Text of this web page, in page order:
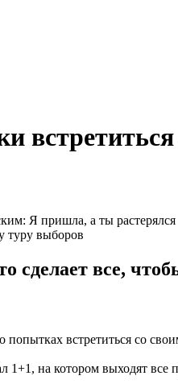
туру выборов
сделает все,
встретиться со
на котором выходят все